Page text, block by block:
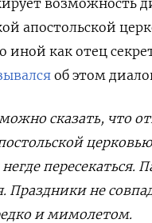
возможность
апостольской
иной как отец
об этом
сказать, что
пересекаться.
Праздники не
и мимолетом.